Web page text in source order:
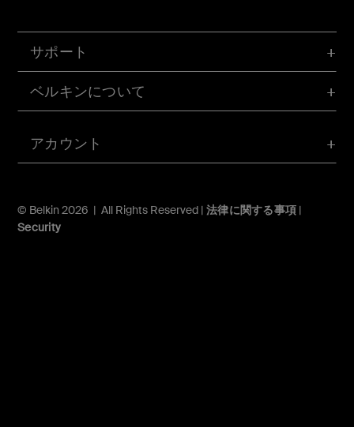
アカウント
サポート
ベルキンについて
© Belkin 2026 | All Rights Reserved | 法律に関する事項 |
Security